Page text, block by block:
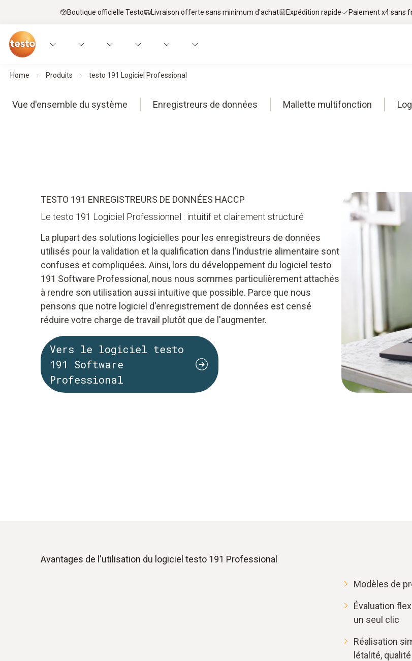
Boutique officielle Testo Livraison offerte sans minimum d'achat Expédition rapide Paiement x4 sans
Home Produits testo 191 Logiciel Professional
Vue d'ensemble du système Enregistreurs de données Mallette multifonction
TESTO 191 ENREGISTREURS DE DONNÉES HACCP
Le testo 191 Logiciel Professionnel : intuitif et clairement structuré
La plupart des solutions logicielles pour les enregistreurs de données
utilisés pour la validation et la qualification dans l'industrie alimentaire sont
confuses et compliquées. Ainsi, lors du développement du logiciel testo
191 Software Professional, nous nous sommes particulièrement attachés
à rendre son utilisation aussi intuitive que possible. Parce que nous
pensons que notre logiciel d'enregistrement de données est censé
réduire votre charge de travail plutôt que de l'augmenter.
Vers le logiciel testo
191 Software
Professional
Avantages de l'utilisation du logiciel testo 191 Professional
Modèles de
Évaluation
un seul clic
Réalisation
létalité,